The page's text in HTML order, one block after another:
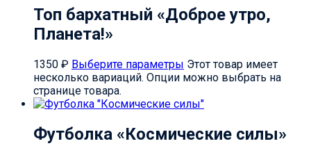
Топ бархатный «Доброе утро,
Планета!»
1350 ₽ Выберите параметры Этот товар имеет
несколько вариаций. Опции можно выбрать на
странице товара.
Футболка «Космические силы»